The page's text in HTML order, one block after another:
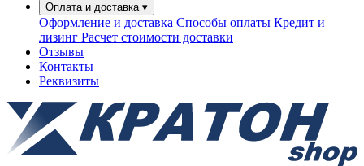
Оплата и доставка ▾
Оформление и доставка Способы оплаты Кредит и
лизинг Расчет стоимости доставки
Отзывы
Контакты
Реквизиты